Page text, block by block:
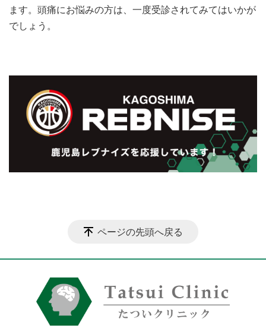
ます。頭痛にお悩みの方は、一度受診されてみてはいかが
でしょう。
ページの先頭へ戻る